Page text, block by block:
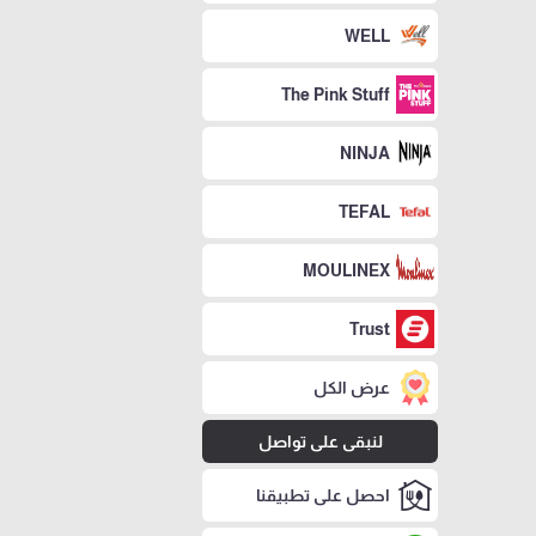
WELL
The Pink Stuff
NINJA
TEFAL
MOULINEX
Trust
عرض الكل
لنبقى على تواصل
احصل على تطبيقنا